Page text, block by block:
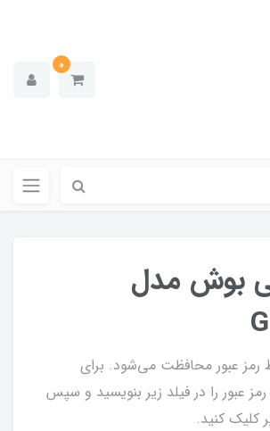
0
بوش مدل
عبور محافظت می‌شود. برای
عبور را در فیلد زیر بنویسید و سپس
کلیک کنید.